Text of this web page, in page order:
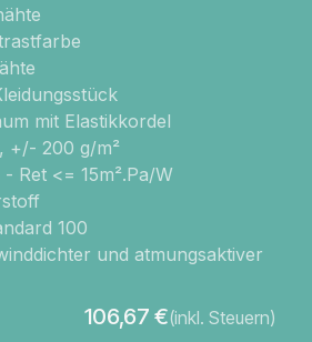
mit Elastikkordel
+/- 200 g/m²
Ret <= 15m².Pa/W
100
und atmungsaktiver
106,67 €(inkl. Steuern)